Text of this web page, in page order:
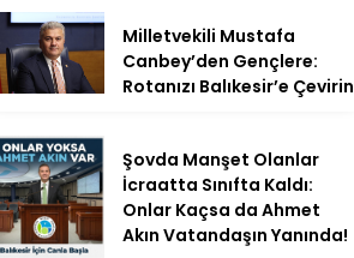
Milletvekili Mustafa
Canbey’den Gençlere:
Rotanızı Balıkesir’e Çevirin
Şovda Manşet Olanlar
İcraatta Sınıfta Kaldı:
Onlar Kaçsa da Ahmet
Akın Vatandaşın Yanında!